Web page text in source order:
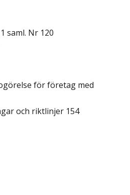
saml. Nr 120
för företag med
och riktlinjer 154